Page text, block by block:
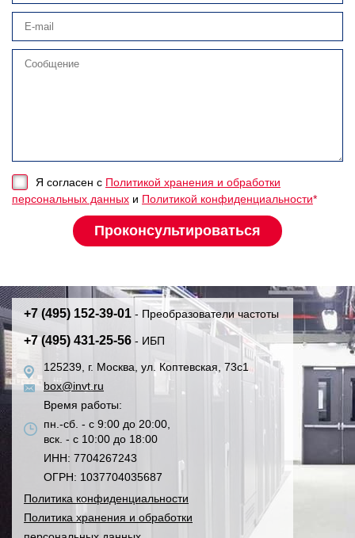
Я согласен с Политикой хранения и обработки
персональных данных и Политикой конфиденциальности*
+7 (495) 152-39-01 - Преобразователи частоты
+7 (495) 431-25-56 - ИБП
125239, г. Москва, ул. Коптевская, 73с1
box@invt.ru
Время работы:
пн.-сб. - с 9:00 до 20:00,
вск. - с 10:00 до 18:00
ИНН: 7704267243
ОГРН: 1037704035687
Политика конфиденциальности
Политика хранения и обработки